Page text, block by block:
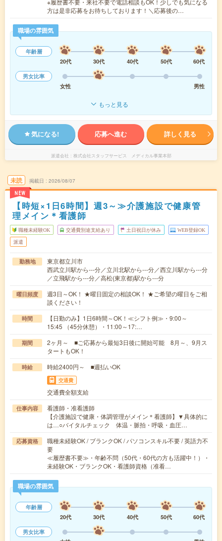
方は是非応募をお待ちしております！＼応募後の…
職場の雰囲気
年齢層
20代
30代 40代 50代
60代
男女比率
女性
男性
もっと見る
気になる! 応募へ進む 詳しく見る
派遣会社 株式会社スタッフサービス メディカル事業本部
未読
NEW
掲載日 2026/08/07
【時短×1日6時間】週3～≫介護施設で健康管
理メイン＊看護師
職種未経験OK 交通費別途支給あり 土日祝日が休み WEB登録OK
派遣
勤務地
東京都立川市
西武立川駅から---分／立川北駅から---分／西立川駅から---分
／立飛駅から---分／高松(東京都)駅から---分
曜日頻度
週3日～OK！ ★曜日固定の相談OK！ ★ご希望の曜日をご相
談ください！
時間
【日勤のみ】1日6時間～OK！≪シフト例≫・9:00～
15:45 （45分休憩）・11:00～17:…
期間
2ヶ月～ ■ご応募から最短3日後に開始可能 8月～、9月ス
タートもOK！
時給 時給2400円～ ■週払いOK
交通費
交通費全額支給
仕事内容
看護師・准看護師
【介護施設で健康・体調管理がメイン＊看護師】▼具体的に
は…○バイタルチェック 体温・脈拍・呼吸・血圧…
応募資格
職種未経験OK / ブランクOK / パソコンスキル不要 / 英語力不
要
≪履歴書不要≫・年齢不問（50代・60代の方も活躍中！）・
未経験OK・ブランクOK・看護師資格（准看…
職場の雰囲気
年齢層
20代
30代 40代 50代
60代
男女比率